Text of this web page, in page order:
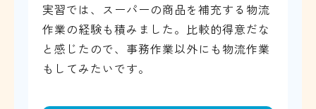
実習では、スーパーの商品を補充する物流
作業の経験も積みました。比較的得意だな
と感じたので、事務作業以外にも物流作業
もしてみたいです。